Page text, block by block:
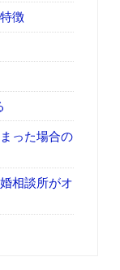
徴
った場合の
相談所がオ